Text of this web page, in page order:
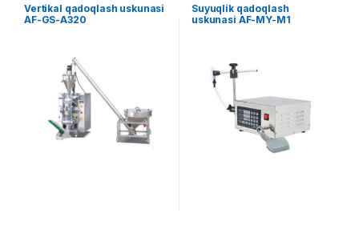
Vertikal qadoqlash uskunasi
AF-GS-A320
Suyuqlik qadoqlash
uskunasi AF-MY-M1